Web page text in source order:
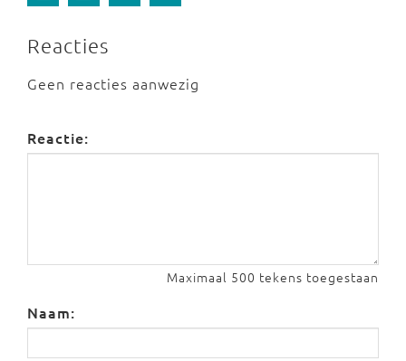
Reacties
Geen reacties aanwezig
Reactie:
Maximaal 500 tekens toegestaan
Naam: